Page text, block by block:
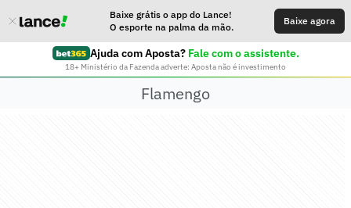
Baixe grátis o app do Lance!
O esporte na palma da mão.
Baixe agora
Ajuda com Aposta? Fale com o assistente.
18+ Ministério da Fazenda adverte: Aposta não é investimento
Flamengo